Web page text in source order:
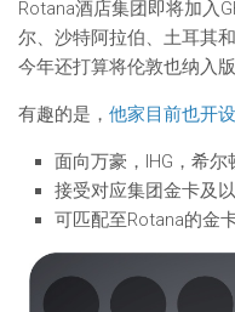
Rotana酒店集团即将加入
尔、沙特阿拉伯、土耳其
今年还打算将伦敦也纳入版
有趣的是， 他家目前也开
面向万豪，IHG，希尔
接受对应集团金卡及
可匹配至Rotana的金